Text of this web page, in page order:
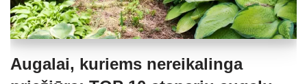
Augalai, kuriems nereikalinga